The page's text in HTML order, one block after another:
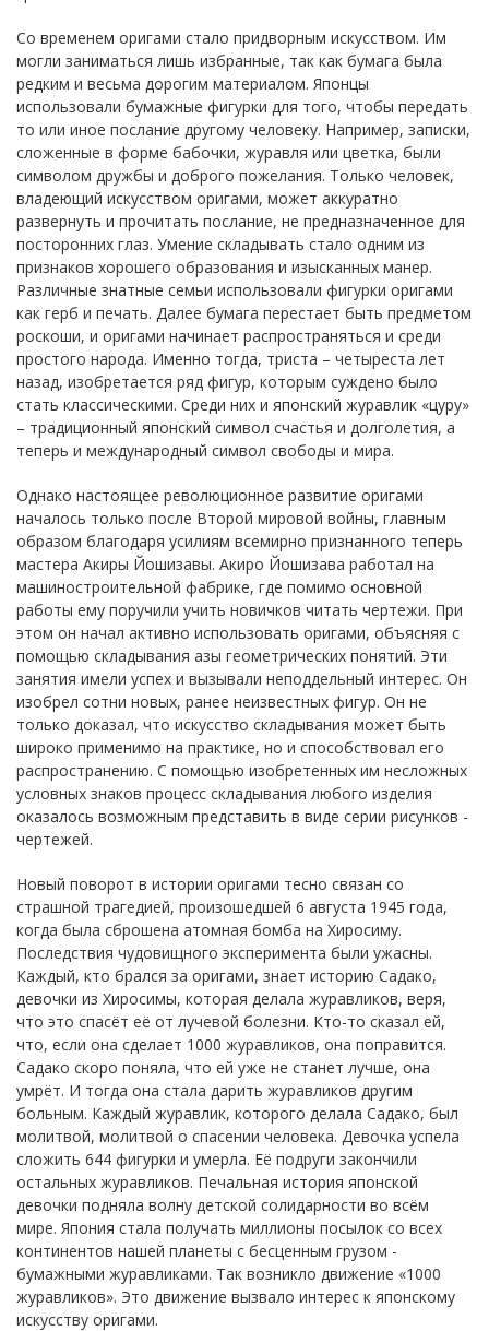
Со временем оригами стало придворным искусством. Им
могли заниматься лишь избранные, так как бумага была
редким и весьма дорогим материалом. Японцы
использовали бумажные фигурки для того, чтобы передать
то или иное послание другому человеку. Например, записки,
сложенные в форме бабочки, журавля или цветка, были
символом дружбы и доброго пожелания. Только человек,
владеющий искусством оригами, может аккуратно
развернуть и прочитать послание, не предназначенное для
посторонних глаз. Умение складывать стало одним из
признаков хорошего образования и изысканных манер.
Различные знатные семьи использовали фигурки оригами
как герб и печать. Далее бумага перестает быть предметом
роскоши, и оригами начинает распространяться и среди
простого народа. Именно тогда, триста – четыреста лет
назад, изобретается ряд фигур, которым суждено было
стать классическими. Среди них и японский журавлик «цуру»
– традиционный японский символ счастья и долголетия, а
теперь и международный символ свободы и мира.
Однако настоящее революционное развитие оригами
началось только после Второй мировой войны, главным
образом благодаря усилиям всемирно признанного теперь
мастера Акиры Йошизавы. Акиро Йошизава работал на
машиностроительной фабрике, где помимо основной
работы ему поручили учить новичков читать чертежи. При
этом он начал активно использовать оригами, объясняя с
помощью складывания азы геометрических понятий. Эти
занятия имели успех и вызывали неподдельный интерес. Он
изобрел сотни новых, ранее неизвестных фигур. Он не
только доказал, что искусство складывания может быть
широко применимо на практике, но и способствовал его
распространению. С помощью изобретенных им несложных
условных знаков процесс складывания любого изделия
оказалось возможным представить в виде серии рисунков -
чертежей.
Новый поворот в истории оригами тесно связан со
страшной трагедией, произошедшей 6 августа 1945 года,
когда была сброшена атомная бомба на Хиросиму.
Последствия чудовищного эксперимента были ужасны.
Каждый, кто брался за оригами, знает историю Садако,
девочки из Хиросимы, которая делала журавликов, веря,
что это спасёт её от лучевой болезни. Кто-то сказал ей,
что, если она сделает 1000 журавликов, она поправится.
Садако скоро поняла, что ей уже не станет лучше, она
умрёт. И тогда она стала дарить журавликов другим
больным. Каждый журавлик, которого делала Садако, был
молитвой, молитвой о спасении человека. Девочка успела
сложить 644 фигурки и умерла. Её подруги закончили
остальных журавликов. Печальная история японской
девочки подняла волну детской солидарности во всём
мире. Япония стала получать миллионы посылок со всех
континентов нашей планеты с бесценным грузом -
бумажными журавликами. Так возникло движение «1000
журавликов». Это движение вызвало интерес к японскому
искусству оригами.